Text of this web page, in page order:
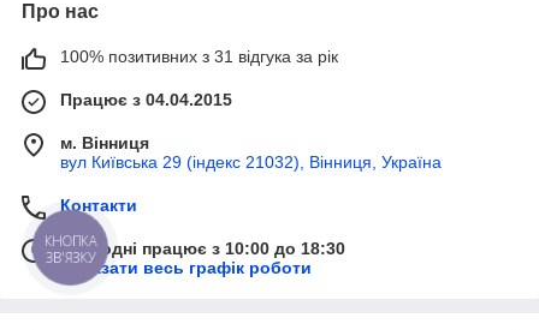
Про нас
100% позитивних з 31 відгука за рік
Працює з 04.04.2015
м. Вінниця
вул Київська 29 (індекс 21032), Вінниця, Україна
Контакти
Сьогодні працює з 10:00 до 18:30
Показати весь графік роботи
КНОПКА
ЗВ'ЯЗКУ